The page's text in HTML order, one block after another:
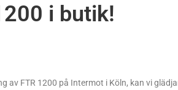
i butik!
av FTR 1200 på Intermot i Köln, kan vi